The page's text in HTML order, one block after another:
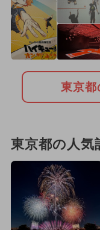
東京都
東京都の人気